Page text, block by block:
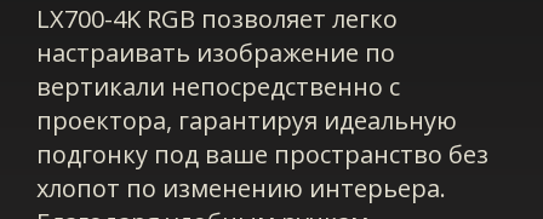
LX700-4K RGB позволяет легко
настраивать изображение по
вертикали непосредственно с
проектора, гарантируя идеальную
подгонку под ваше пространство без
хлопот по изменению интерьера.